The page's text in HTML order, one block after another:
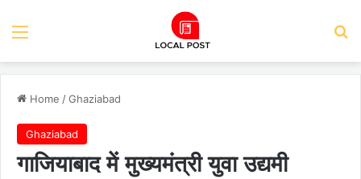
Menu
Home /Ghaziabad
Ghaziabad
गाजियाबाद में मुख्यमंत्री युवा उद्यमी